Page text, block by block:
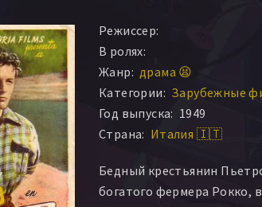
Режиссер:
В ролях:
Жанр: драма 😫
Категории: Зарубежные
Год выпуска: 1949
Страна: Италия 🇮🇹
Бедный крестьянин
богатого фермера Рокко,